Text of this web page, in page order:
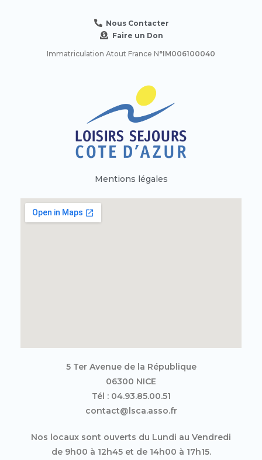
Nous Contacter
Faire un Don
Immatriculation Atout France N°IM006100040
Mentions légales
5 Ter Avenue de la République
06300 NICE
Tél : 04.93.85.00.51
contact@lsca.asso.fr
Nos locaux sont ouverts du Lundi au Vendredi
de 9h00 à 12h45 et de 14h00 à 17h15.